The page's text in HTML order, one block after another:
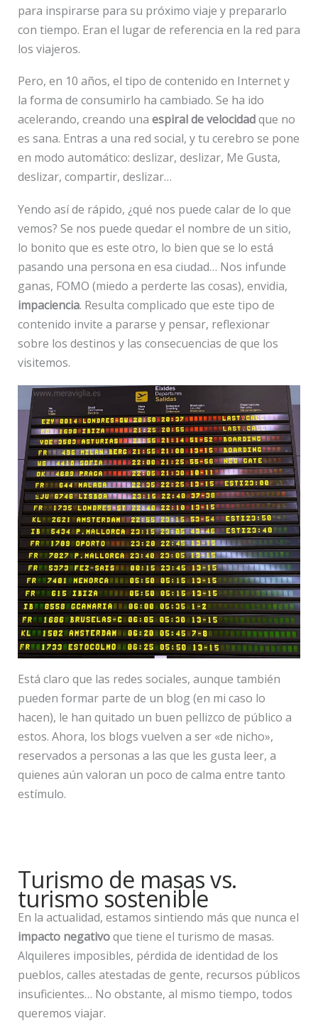
para inspirarse para su próximo viaje y prepararlo
con tiempo. Eran el lugar de referencia en la red para
los viajeros.
Pero, en 10 años, el tipo de contenido en Internet y
la forma de consumirlo ha cambiado. Se ha ido
acelerando, creando una espiral de velocidadque no
es sana. Entras a una red social, y tu cerebro se pone
en modo automático: deslizar, deslizar, Me Gusta,
deslizar, compartir, deslizar…
Yendo así de rápido, ¿qué nos puede calar de lo que
vemos? Se nos puede quedar el nombre de un sitio,
lo bonito que es este otro, lo bien que se lo está
pasando una persona en esa ciudad… Nos infunde
ganas, FOMO (miedo a perderte las cosas), envidia,
impaciencia. Resulta complicado que este tipo de
contenido invite a pararse y pensar, reflexionar
sobre los destinos y las consecuencias de que los
visitemos.
Está claro que las redes sociales, aunque también
pueden formar parte de un blog (en mi caso lo
hacen), le han quitado un buen pellizco de público a
estos. Ahora, los blogs vuelven a ser «de nicho»,
reservados a personas a las que les gusta leer, a
quienes aún valoran un poco de calma entre tanto
estímulo.
Turismo de masas vs.
turismo sostenible
En la actualidad, estamos sintiendo más que nunca el
impacto negativoque tiene el turismo de masas.
Alquileres imposibles, pérdida de identidad de los
pueblos, calles atestadas de gente, recursos públicos
insuficientes… No obstante, al mismo tiempo, todos
queremos viajar.